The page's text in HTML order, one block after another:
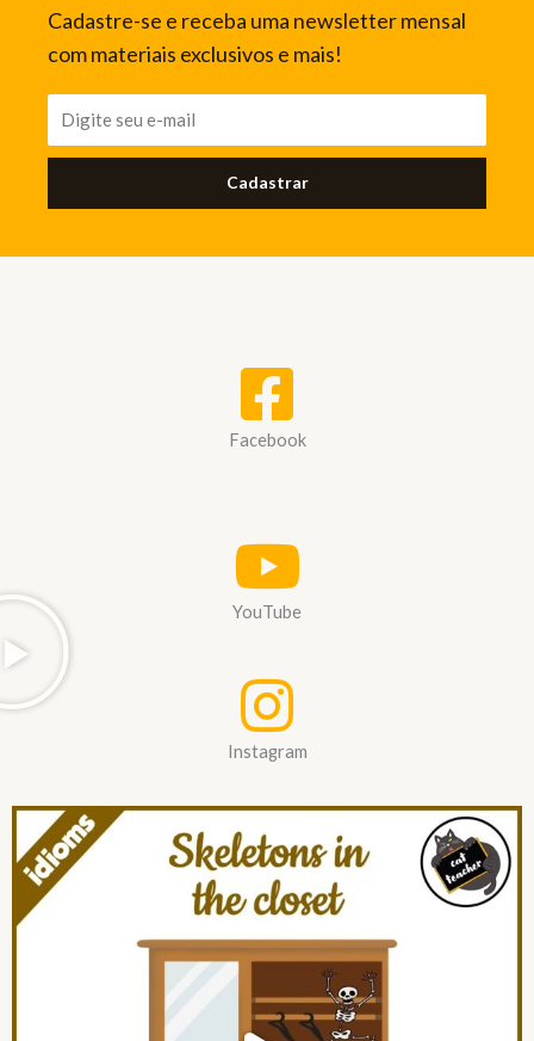
Cadastre-se e receba uma newsletter mensal
com materiais exclusivos e mais!
Cadastrar
Facebook
YouTube
Instagram